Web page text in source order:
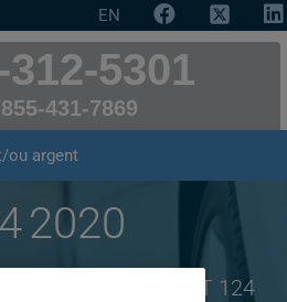
EN
312-5301
431-7869
ou argent
2020
de marque FIAT 124